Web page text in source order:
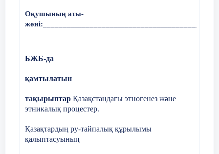
_________________, оның төлі________________.
төлі_________________.
Сөздерді мағынасына қарай байланыстыр
Оқушының аты-
БЖБ-да
қамтылатын
тақырыптар Қазақстандағы этногенез және
этникалық процестер.
Қазақтардың ру-тайпалық құрылымы
қалыптасуының